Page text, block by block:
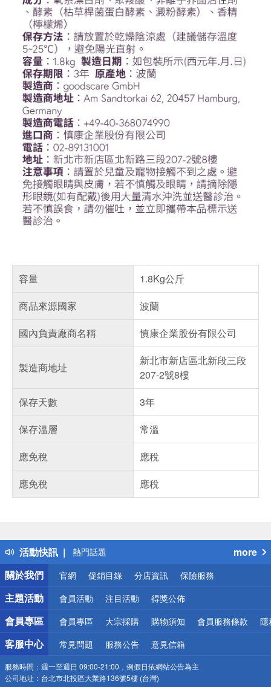
容量
1.8Kg公斤
商品來源國家
波蘭
國內負責廠商名稱
慎康企業股份有限公司
製造商地址
新北市新店區北新段三段
207-2號8樓
保存天數
3年
保存溫層
常溫
應免稅
應稅
應免稅
應稅
活動快訊
得獎公告
熱門話題
銀行優惠
偏遠地區配送
詐騙網頁！請小心！
more
關於我們
官網 促銷目錄 分店資訊 保險服務
主題活動 會員活動 注目活動 得獎公佈
會員專區 會員專區 大宗採購 購物須知 會員服務條款 隱
客服中心 常見問題 服務公告 意見信箱
服務時間： 週一至週日 09:00-21:00，例假日依網站公告為主
公司地址： 台北市北投區大業路136號5樓 (台灣)